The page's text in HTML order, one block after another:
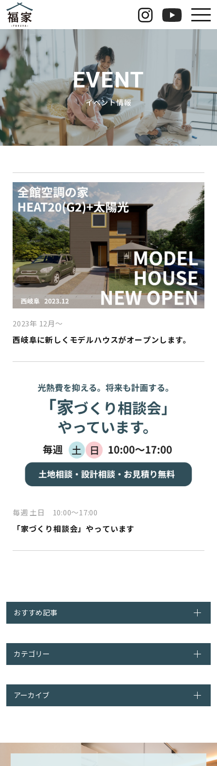
福家のこだわり
福家の安心長期保証
イベント情報
運営会社情報
お問い合わせ
EVENT
イベント情報
2023年 12月～
西岐阜に新しくモデルハウスがオープンします。
毎週 土日 10:00～17:00
「家づくり相談会」やっています
おすすめ記事
カテゴリー
アーカイブ